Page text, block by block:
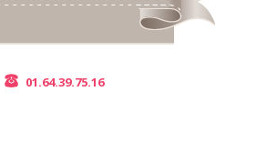
01.64.39.75.16